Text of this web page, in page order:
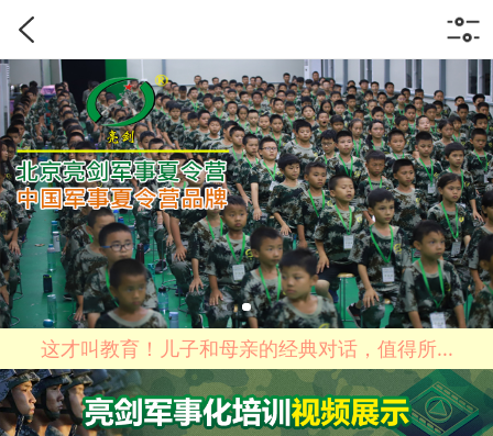
这才叫教育！儿子和母亲的经典对话，值得所...